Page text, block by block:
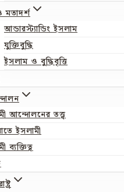
মতাদর্শ
আন্ডারস্ট্যান্ডিং ইসলাম
যুক্তিবুদ্ধি
ইসলাম ও বুদ্ধিবৃত্তি
আন্দোলনের তত্ত্ব
ইসলামী
ব্যক্তিত্ব